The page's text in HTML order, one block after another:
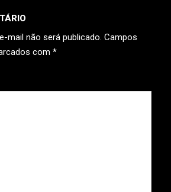
mail não será publicado. Campos
com *